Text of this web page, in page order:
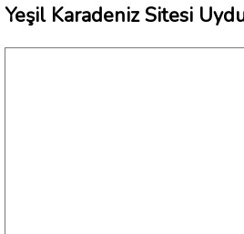
Yeşil Karadeniz Sitesi